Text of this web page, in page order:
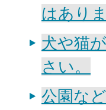
はあり
犬や猫
さい。
公園な